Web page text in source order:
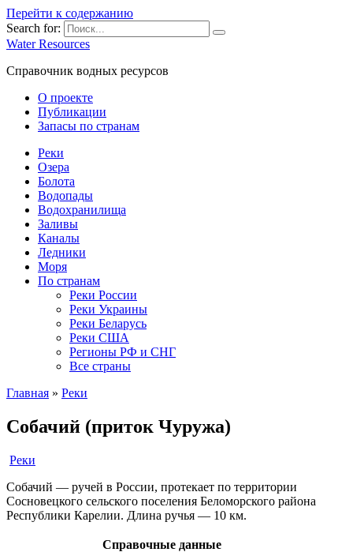
Перейти к содержанию
Search for:
Water Resources
Справочник водных ресурсов
О проекте
Публикации
Запасы по странам
Реки
Озера
Болота
Водопады
Водохранилища
Заливы
Каналы
Ледники
Моря
По странам
Реки России
Реки Украины
Реки Беларусь
Реки США
Регионы РФ и СНГ
Все страны
Главная » Реки
Собачий (приток Чуружа)
Реки
Собачий — ручей в России, протекает по территории
Сосновецкого сельского поселения Беломорского района
Республики Карелии. Длина ручья — 10 км.
Справочные данные